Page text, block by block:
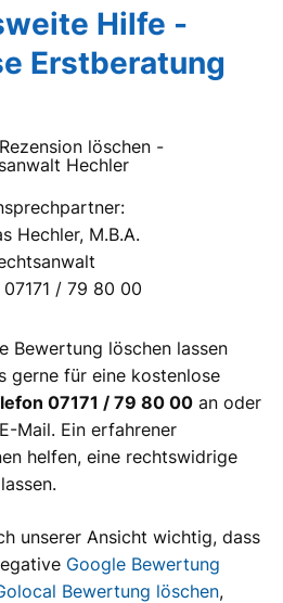
Hilfe -
Erstberatung
Bewertung löschen lassen
gerne für eine kostenlose
07171 / 79 80 00 an oder
Mail. Ein erfahrener
helfen, eine rechtswidrige
unserer Ansicht wichtig, dass
Google Bewertung
Bewertung löschen,
Hechler, M.B.A.
/ 79 80 00